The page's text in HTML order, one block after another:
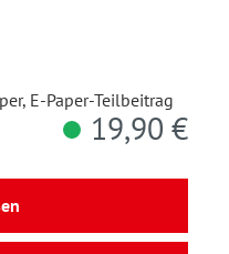
E-Paper-Teilbeitrag
19,90 €